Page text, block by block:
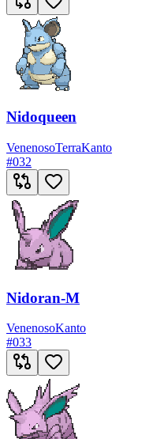
Nidoqueen
VenenosoTerraKanto
#032
Nidoran-M
VenenosoKanto
#033